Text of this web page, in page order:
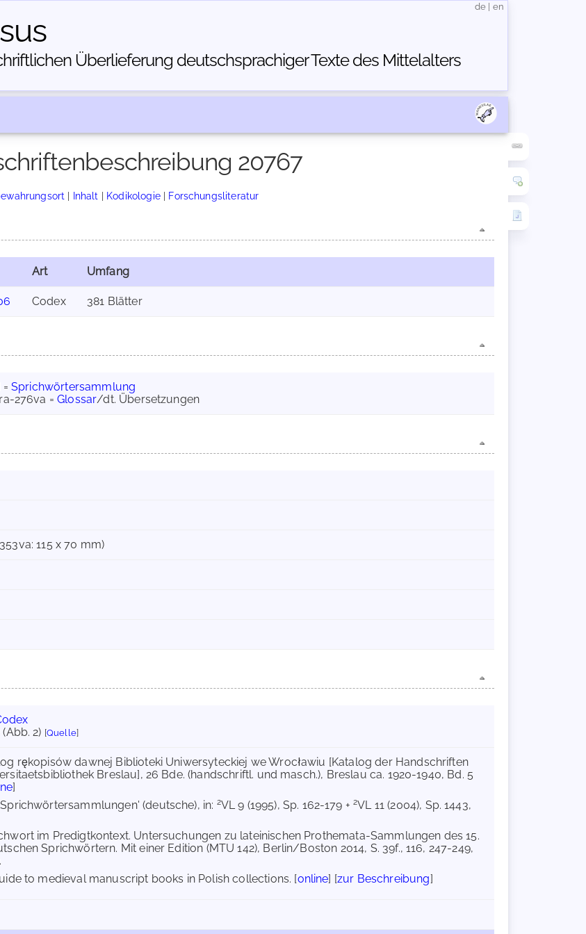
Über­lieferung deutschsprachiger Texte des Mittelalters
de en
20767
| Inhalt | Kodikologie| Forschungsliteratur
Art Umfang
Codex 381 Blätter
Sprichwörtersammlung
276va =Glossar/dt. Übersetzungen
115 x 70 mm)
(Abb. 2) [Quelle]
rękopisów dawnej Biblioteki Uniwersyteckiej we Wrocławiu [Katalog der Handschriften
Breslau], 26 Bde. (handschriftl. und masch.), Breslau ca. 1920-1940, Bd. 5
]
(deutsche), in: 2VL 9 (1995), Sp. 162-179 +2VL 11 (2004), Sp. 1443,
im Predigtkontext. Untersuchungen zu lateinischen Prothemata-Sammlungen des 15.
Sprichwörtern. Mit einer Edition (MTU 142), Berlin/Boston 2014, S. 39f., 116, 247-249,
to medieval manuscript books in Polish collections. [online] [zur Beschreibung]